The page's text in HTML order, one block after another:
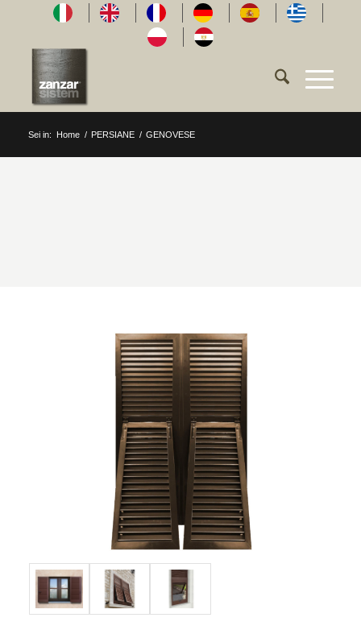
Sei in: Home / PERSIANE / GENOVESE